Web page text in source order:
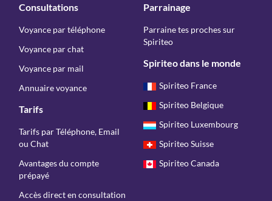
Consultations
Voyance par téléphone
Voyance par chat
Voyance par mail
Annuaire voyance
Tarifs
Tarifs par Téléphone, Email
ou Chat
Avantages du compte
prépayé
Accès direct en consultation
Parrainage
Parraine tes proches sur
Spiriteo
Spiriteo dans le monde
Spiriteo France
Spiriteo Belgique
Spiriteo Luxembourg
Spiriteo Suisse
Spiriteo Canada